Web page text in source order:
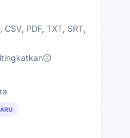
PDF, TXT, SRT,